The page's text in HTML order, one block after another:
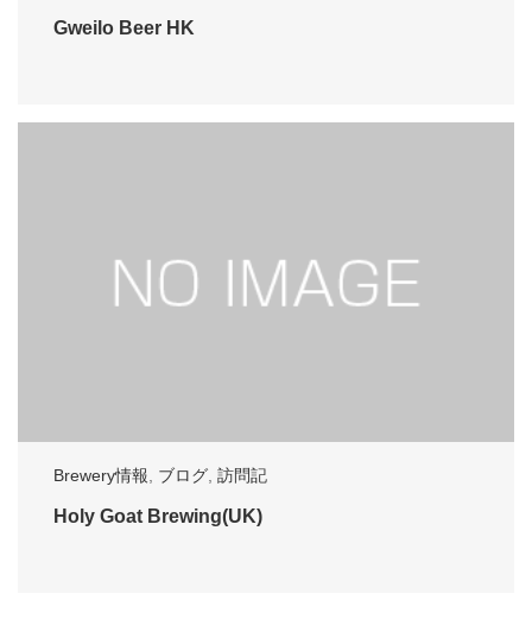
Gweilo Beer HK
Brewery情報, ブログ, 訪問記
Holy Goat Brewing(UK)